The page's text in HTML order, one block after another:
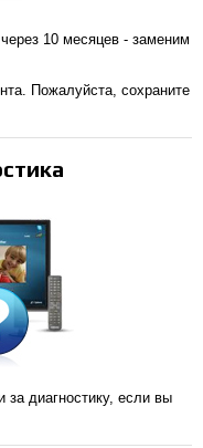
10 месяцев - заменим
Пожалуйста, сохраните
за диагностику, если вы